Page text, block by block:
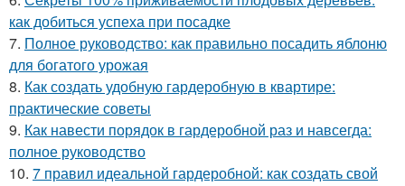
как добиться успеха при посадке
7. Полное руководство: как правильно посадить яблоню
для богатого урожая
8. Как создать удобную гардеробную в квартире:
практические советы
9. Как навести порядок в гардеробной раз и навсегда:
полное руководство
10. 7 правил идеальной гардеробной: как создать свой